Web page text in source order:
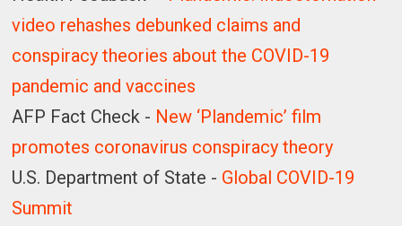
video rehashes debunked claims and
conspiracy theories about the COVID-19
pandemic and vaccines
AFP Fact Check - New ‘Plandemic’ film
promotes coronavirus conspiracy theory
U.S. Department of State - Global COVID-19
Summit